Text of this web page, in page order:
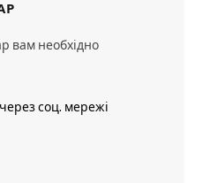
вам необхідно
соц. мережі